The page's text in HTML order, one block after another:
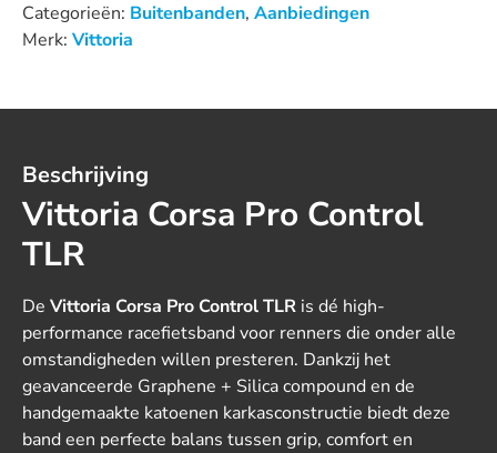
Categorieën: Buitenbanden, Aanbiedingen
Merk: Vittoria
Beschrijving
Vittoria Corsa Pro Control
TLR
De Vittoria Corsa Pro Control TLR is dé high-
performance racefietsband voor renners die onder alle
omstandigheden willen presteren. Dankzij het
geavanceerde Graphene + Silica compound en de
handgemaakte katoenen karkasconstructie biedt deze
band een perfecte balans tussen grip, comfort en